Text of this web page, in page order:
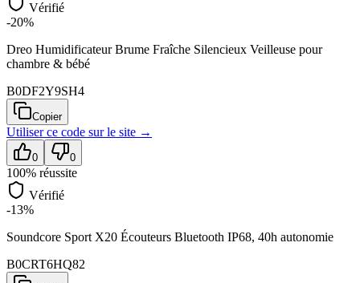
Vérifié
-20%
Dreo Humidificateur Brume Fraîche Silencieux Veilleuse pour
chambre & bébé
B0DF2Y9SH4
Copier
Utiliser ce code surle site →
0 0
100% réussite
Vérifié
-13%
Soundcore Sport X20 Écouteurs Bluetooth IP68, 40h autonomie
B0CRT6HQ82